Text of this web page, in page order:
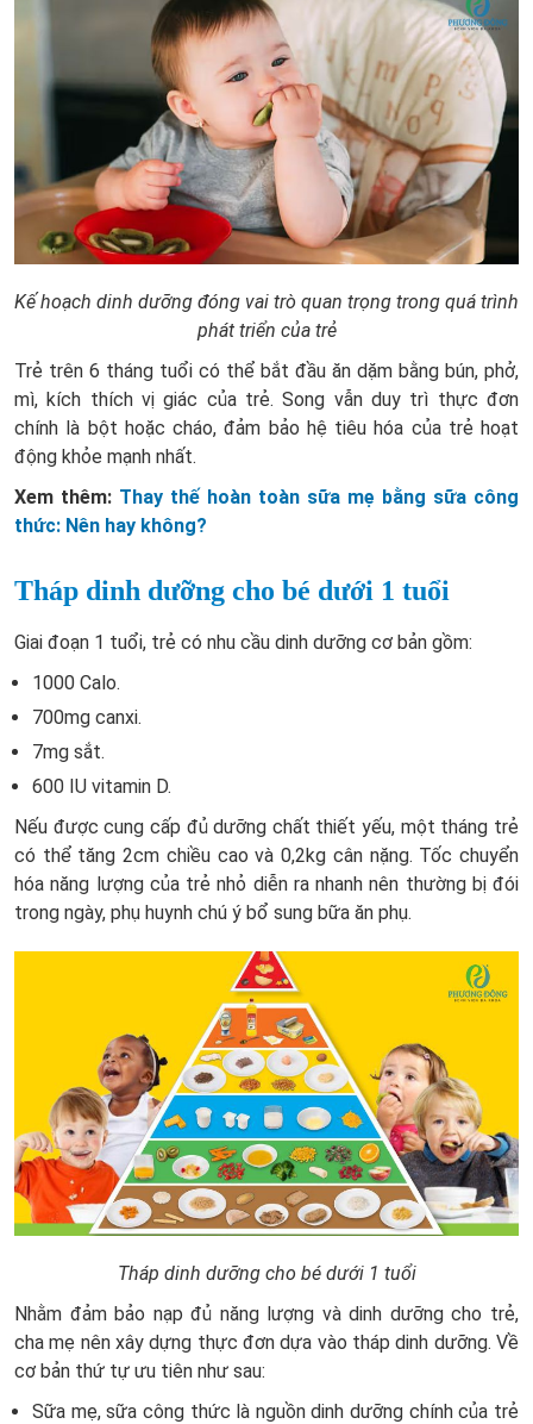
Kế hoạch dinh dưỡng đóng vai trò quan trọng trong quá trình
phát triển của trẻ
Trẻ trên 6 tháng tuổi có thể bắt đầu ăn dặm bằng bún, phở,
mì, kích thích vị giác của trẻ. Song vẫn duy trì thực đơn
chính là bột hoặc cháo, đảm bảo hệ tiêu hóa của trẻ hoạt
động khỏe mạnh nhất.
Xem thêm: Thay thế hoàn toàn sữa mẹ bằng sữa công
thức: Nên hay không?
Tháp dinh dưỡng cho bé dưới 1 tuổi
Giai đoạn 1 tuổi, trẻ có nhu cầu dinh dưỡng cơ bản gồm:
1000 Calo.
700mg canxi.
7mg sắt.
600 IU vitamin D.
Nếu được cung cấp đủ dưỡng chất thiết yếu, một tháng trẻ
có thể tăng 2cm chiều cao và 0,2kg cân nặng. Tốc chuyển
hóa năng lượng của trẻ nhỏ diễn ra nhanh nên thường bị đói
trong ngày, phụ huynh chú ý bổ sung bữa ăn phụ.
Tháp dinh dưỡng cho bé dưới 1 tuổi
Nhằm đảm bảo nạp đủ năng lượng và dinh dưỡng cho trẻ,
cha mẹ nên xây dựng thực đơn dựa vào tháp dinh dưỡng. Về
cơ bản thứ tự ưu tiên như sau:
Sữa mẹ, sữa công thức là nguồn dinh dưỡng chính của trẻ